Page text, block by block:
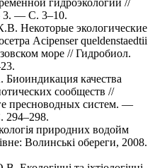
гидроэкологии //
— С. 3–10.
Некоторые экологические
Acipenser queldenstaedtii
море // Гидробиол.
качества
сообществ //
пресноводных систем. —
природних водойм
Волинські обереги, 2008.